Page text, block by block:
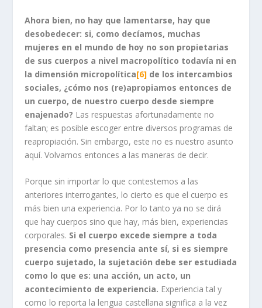
Ahora bien, no hay que lamentarse, hay que
desobedecer: si, como decíamos, muchas
mujeres en el mundo de hoy no son propietarias
de sus cuerpos a nivel macropolítico todavía ni en
la dimensión micropolítica[6] de los intercambios
sociales, ¿cómo nos (re)apropiamos entonces de
un cuerpo, de nuestro cuerpo desde siempre
enajenado? Las respuestas afortunadamente no
faltan; es posible escoger entre diversos programas de
reapropiación. Sin embargo, este no es nuestro asunto
aquí. Volvamos entonces a las maneras de decir.
Porque sin importar lo que contestemos a las
anteriores interrogantes, lo cierto es que el cuerpo es
más bien una experiencia. Por lo tanto ya no se dirá
que hay cuerpos sino que hay, más bien, experiencias
corporales. Si el cuerpo excede siempre a toda
presencia como presencia ante sí, si es siempre
cuerpo sujetado, la sujetación debe ser estudiada
como lo que es: una acción, un acto, un
acontecimiento de experiencia. Experiencia tal y
como lo reporta la lengua castellana significa a la vez